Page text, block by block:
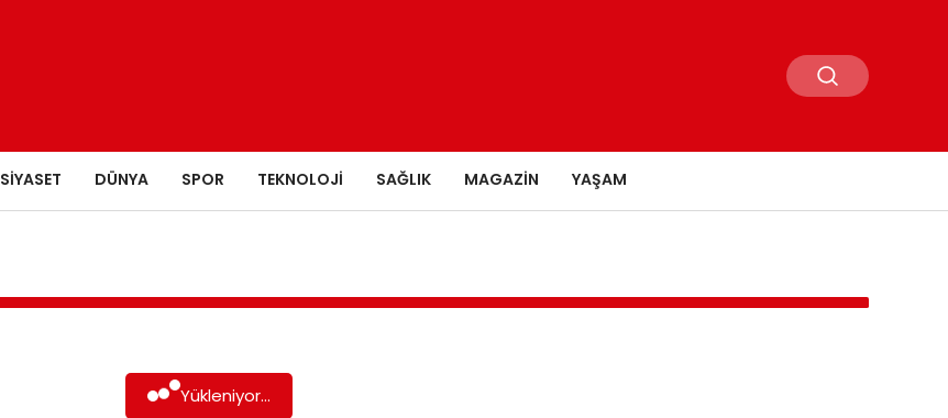
SIYASET DÜNYA SPOR TEKNOLOJI SAĞLIK MAGAZIN YAŞAM
Yükleniyor...